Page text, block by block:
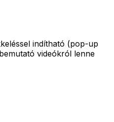
indítható (pop-up
videókról lenne